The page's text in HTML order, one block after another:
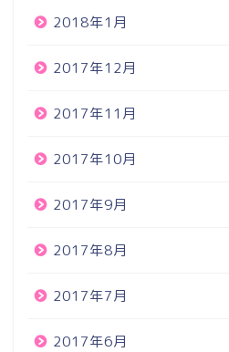
2018年1月
2017年12月
2017年11月
2017年10月
2017年9月
2017年8月
2017年7月
2017年6月